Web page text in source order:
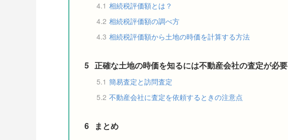
4.1 相続税評価額とは？
4.2 相続税評価額の調べ方
4.3 相続税評価額から土地の時価を計算する方法
5 正確な土地の時価を知るには不動産会社の査定が必要
5.1 簡易査定と訪問査定
5.2 不動産会社に査定を依頼するときの注意点
6 まとめ